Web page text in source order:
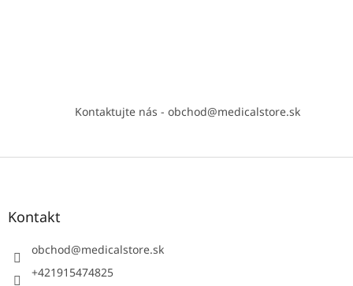
Kontaktujte nás - obchod@medicalstore.sk
Z
Kontakt
obchod@medicalstore.sk
+421915474825